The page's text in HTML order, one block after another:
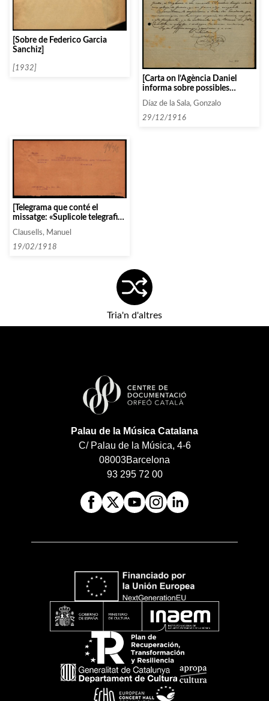
[Sobre de Federico Garcia
Sanchiz]
[1932]
[Carta on l’Agència Daniel
informa sobre possibles
concerts de Bussoni, Doble
Quintet de París i Risler]
Díaz de la Sala, Gonzalo
29/12/1916
[Telegrama que conté el
missatge: «Suplicole telegrafie
cachet definitivo para
Quirogaleman[do] saludos //
Clausells»]
Clausells, Manuel
19/02/1918
Tria'n d'altres
Palau de la Música Catalana
C/ Palau de la Música, 4-6
08003Barcelona
93 295 72 00